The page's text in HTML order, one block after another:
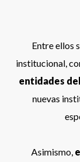
Entre ellos
institucional,
entidades
nuevas
Asimismo,